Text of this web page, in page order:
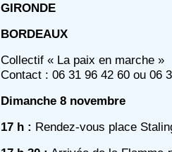
GIRONDE
BORDEAUX
Collectif « La paix en marche »
Contact : 06 31 96 42 60 ou 06
Dimanche 8 novembre
17 h : Rendez-vous place